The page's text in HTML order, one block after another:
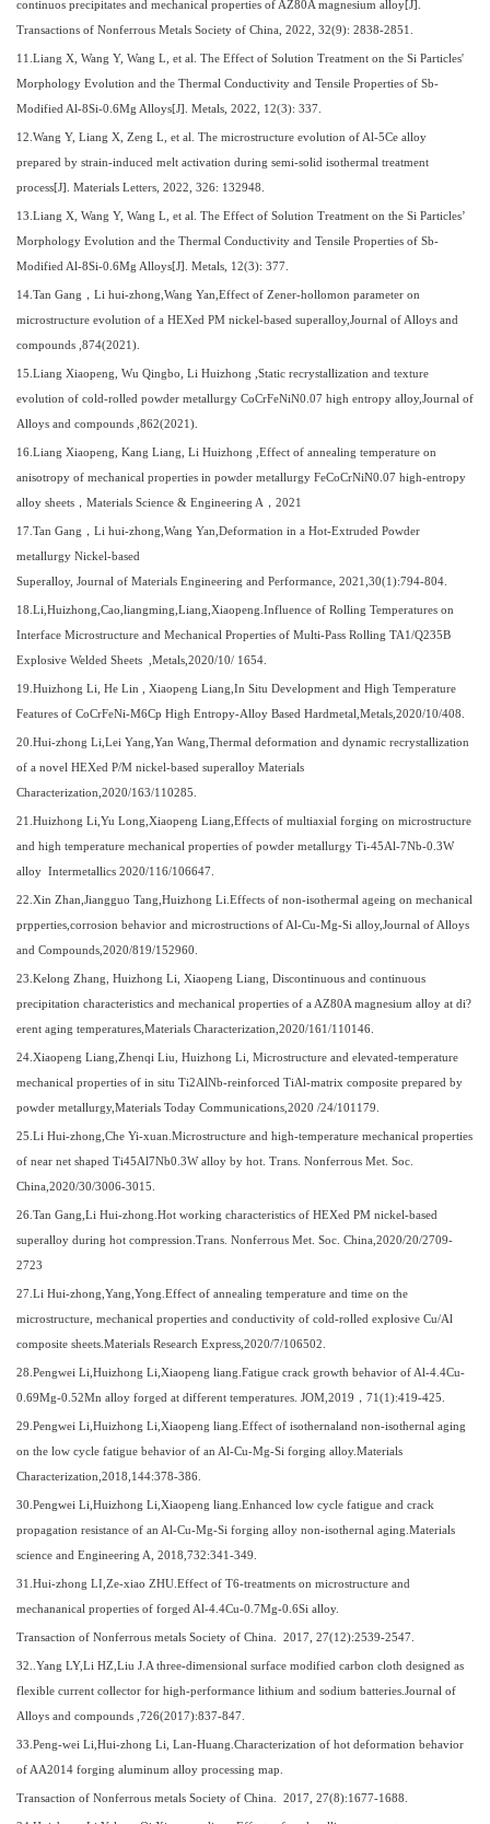
continuos precipitates and mechanical properties of AZ80A magnesium alloy[J].
Transactions of Nonferrous Metals Society of China, 2022, 32(9): 2838-2851.
11 .Liang X, Wang Y, Wang L, et al. The Effect of Solution Treatment on the Si Particles'
Morphology Evolution and the Thermal Conductivity and Tensile Properties of Sb-
Modified Al-8Si-0.6Mg Alloys[J]. Metals, 2022, 12(3): 337.
12 .Wang Y, Liang X, Zeng L, et al. The microstructure evolution of Al-5Ce alloy
prepared by strain-induced melt activation during semi-solid isothermal treatment
process[J]. Materials Letters, 2022, 326: 132948.
13 .Liang X, Wang Y, Wang L, et al. The Effect of Solution Treatment on the Si Particles’
Morphology Evolution and the Thermal Conductivity and Tensile Properties of Sb-
Modified Al-8Si-0.6Mg Alloys[J]. Metals, 12(3): 377.
14 .Tan Gang ， Li hui-zhong,Wang Yan,Effect of Zener-hollomon parameter on
microstructure evolution of a HEXed PM nickel-based superalloy,Journal of Alloys and
compounds ,874(2021).
15 .Liang Xiaopeng, Wu Qingbo, Li Huizhong ,Static recrystallization and texture
evolution of cold-rolled powder metallurgy CoCrFeNiN0.07 high entropy alloy,Journal of
Alloys and compounds ,862(2021).
16 .Liang Xiaopeng, Kang Liang, Li Huizhong ,Effect of annealing temperature on
anisotropy of mechanical properties in powder metallurgy FeCoCrNiN0.07 high-entropy
alloy sheets ， Materials Science & Engineering A ， 2021
17 .Tan Gang ， Li hui-zhong,Wang Yan,Deformation in a Hot-Extruded Powder
metallurgy Nickel-based
Superalloy, Journal of Materials Engineering and Performance, 2021,30(1):794-804.
18 .Li,Huizhong,Cao,liangming,Liang,Xiaopeng.Influence of Rolling Temperatures on
Interface Microstructure and Mechanical Properties of Multi-Pass Rolling TA1/Q235B
Explosive Welded Sheets ,Metals,2020/10/ 1654.
19 .Huizhong Li, He Lin , Xiaopeng Liang,In Situ Development and High Temperature
Features of CoCrFeNi-M6Cp High Entropy-Alloy Based Hardmetal,Metals,2020/10/408.
20 .Hui-zhong Li,Lei Yang,Yan Wang,Thermal deformation and dynamic recrystallization
of a novel HEXed P/M nickel-based superalloy Materials
Characterization,2020/163/110285.
21 .Huizhong Li,Yu Long,Xiaopeng Liang,Effects of multiaxial forging on microstructure
and high temperature mechanical properties of powder metallurgy Ti-45Al-7Nb-0.3W
alloy Intermetallics 2020/116/106647.
22 .Xin Zhan,Jiangguo Tang,Huizhong Li.Effects of non-isothermal ageing on mechanical
prpperties,corrosion behavior and microstructions of Al-Cu-Mg-Si alloy,Journal of Alloys
and Compounds,2020/819/152960.
23 .Kelong Zhang, Huizhong Li, Xiaopeng Liang, Discontinuous and continuous
precipitation characteristics and mechanical properties of a AZ80A magnesium alloy at di?
erent aging temperatures,Materials Characterization,2020/161/110146.
24 .Xiaopeng Liang,Zhenqi Liu, Huizhong Li, Microstructure and elevated-temperature
mechanical properties of in situ Ti2AlNb-reinforced TiAl-matrix composite prepared by
powder metallurgy,Materials Today Communications,2020 /24/101179.
25 .Li Hui-zhong,Che Yi-xuan.Microstructure and high-temperature mechanical properties
of near net shaped Ti45Al7Nb0.3W alloy by hot. Trans. Nonferrous Met. Soc.
China,2020/30/3006-3015.
26 .Tan Gang,Li Hui-zhong.Hot working characteristics of HEXed PM nickel-based
superalloy during hot compression.Trans. Nonferrous Met. Soc. China,2020/20/2709-
2723
27 .Li Hui-zhong,Yang,Yong.Effect of annealing temperature and time on the
microstructure, mechanical properties and conductivity of cold-rolled explosive Cu/Al
composite sheets.Materials Research Express,2020/7/106502.
28 .Pengwei Li,Huizhong Li,Xiaopeng liang.Fatigue crack growth behavior of Al-4.4Cu-
0.69Mg-0.52Mn alloy forged at different temperatures. JOM,2019 ， 71(1):419-425.
29 .Pengwei Li,Huizhong Li,Xiaopeng liang.Effect of isothernaland non-isothernal aging
on the low cycle fatigue behavior of an Al-Cu-Mg-Si forging alloy.Materials
Characterization,2018,144:378-386.
30 .Pengwei Li,Huizhong Li,Xiaopeng liang.Enhanced low cycle fatigue and crack
propagation resistance of an Al-Cu-Mg-Si forging alloy non-isothernal aging.Materials
science and Engineering A, 2018,732:341-349.
31 .Hui-zhong LI,Ze-xiao ZHU.Effect of T6-treatments on microstructure and
mechananical properties of forged Al-4.4Cu-0.7Mg-0.6Si alloy.
Transaction of Nonferrous metals Society of China. 2017, 27(12):2539-2547.
32 ..Yang LY,Li HZ,Liu J.A three-dimensional surface modified carbon cloth designed as
flexible current collector for high-performance lithium and sodium batteries.Journal of
Alloys and compounds ,726(2017):837-847.
33 .Peng-wei Li,Hui-zhong Li, Lan-Huang.Characterization of hot deformation behavior
of AA2014 forging aluminum alloy processing map.
Transaction of Nonferrous metals Society of China. 2017, 27(8):1677-1688.